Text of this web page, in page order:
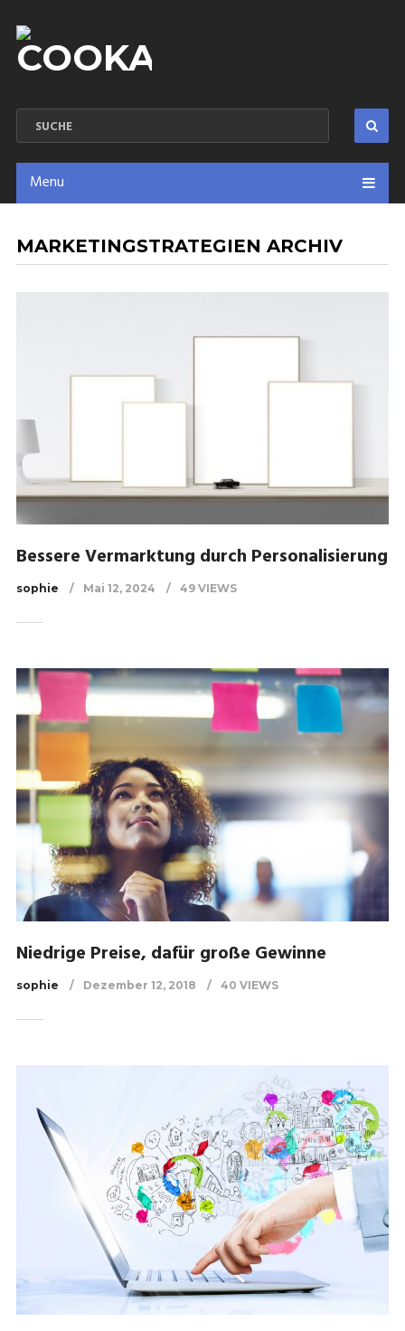
Menu
MARKETINGSTRATEGIEN ARCHIV
Bessere Vermarktung durch Personalisierung
sophie Mai 12, 2024 49 VIEWS
Niedrige Preise, dafür große Gewinne
sophie Dezember 12, 2018 40 VIEWS